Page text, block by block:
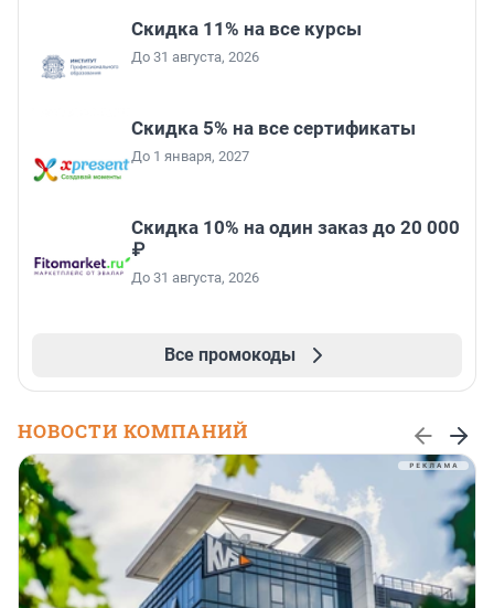
Скидка 11% на все курсы
До 31 августа, 2026
Скидка 5% на все сертификаты
До 1 января, 2027
Скидка 10% на один заказ до 20 000
₽
До 31 августа, 2026
Все промокоды
НОВОСТИ КОМПАНИЙ